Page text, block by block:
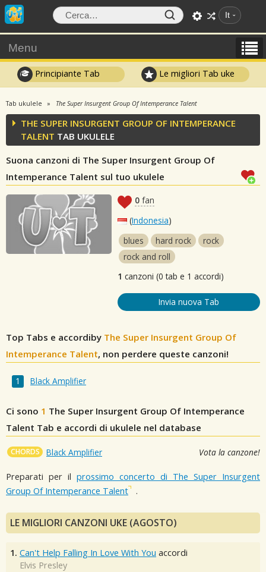
It
Menu
Principiante Tab Le migliori Tab uke
Tab ukulele The Super Insurgent Group Of Intemperance Talent
THE SUPER INSURGENT GROUP OF INTEMPERANCE
TALENT TAB UKULELE
Suona canzoni di The Super Insurgent Group Of
Intemperance Talent sul tuo ukulele
0 fan
(Indonesia)
blues
hard rock
rock
rock and roll
1 canzoni (0 tab e 1 accordi)
Invia nuova Tab
Top Tabs e accordiby The Super Insurgent Group Of
Intemperance Talent, non perdere queste canzoni!
Black Amplifier
Ci sono 1 The Super Insurgent Group Of Intemperance
Talent Tab e accordi di ukulele nel database
CHORDS Black Amplifier Vota la canzone!
Preparati per il prossimo concerto di The Super Insurgent
Group Of Intemperance Talent
.
LE MIGLIORI CANZONI UKE (AGOSTO)
1. Can't Help Falling In Love With You accordi
Elvis Presley